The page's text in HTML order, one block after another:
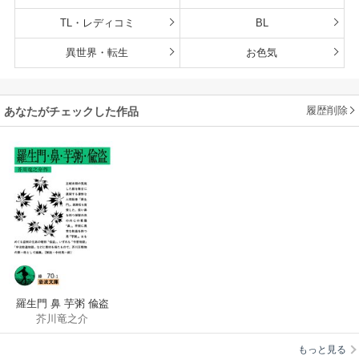
TL・レディコミ BL
異世界・転生 お色気
あなたがチェックした作品 履歴削除
羅生門 鼻 芋粥 偸盗
芥川竜之介
もっと見る